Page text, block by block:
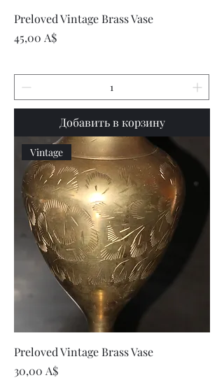
Preloved Vintage Brass Vase
Цена
45,00 A$
Добавить в корзину
Vintage
Preloved Vintage Brass Vase
Цена
30,00 A$